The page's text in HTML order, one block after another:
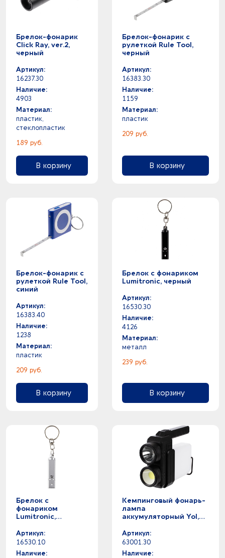
Брелок-фонарик
Click Ray, ver.2,
черный
Артикул:
16237.30
Наличие:
4903
Материал:
пластик,
стеклопластик
189 руб.
В корзину
Брелок-фонарик с
рулеткой Rule Tool,
черный
Артикул:
16383.30
Наличие:
1159
Материал:
пластик
209 руб.
В корзину
Брелок-фонарик с
рулеткой Rule Tool,
синий
Артикул:
16383.40
Наличие:
1238
Материал:
пластик
209 руб.
В корзину
Брелок с фонариком
Lumitronic, черный
Артикул:
16530.30
Наличие:
4126
Материал:
металл
239 руб.
В корзину
Брелок с
фонариком
Lumitronic,
Артикул:
16530.10
Наличие:
Кемпинговый фонарь-
лампа
аккумуляторный Yol,
Артикул:
63001.30
Наличие: